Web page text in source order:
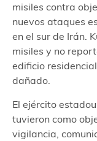
misiles contra
nuevos ataques
en el sur de Irán.
misiles y no
edificio
dañado.
El ejército
tuvieron como
vigilancia,